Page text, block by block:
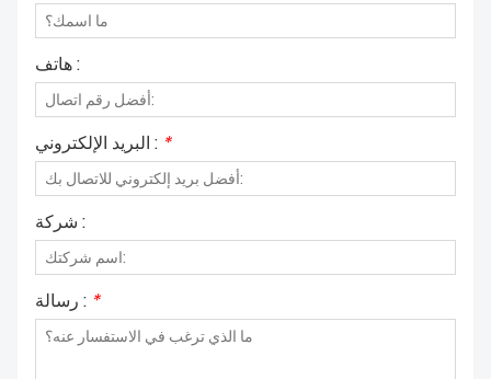
هاتف :
البريد الإلكتروني : *
شركة :
رسالة : *